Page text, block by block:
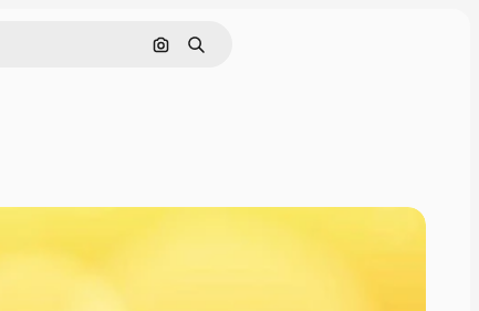
画像で検索
検索